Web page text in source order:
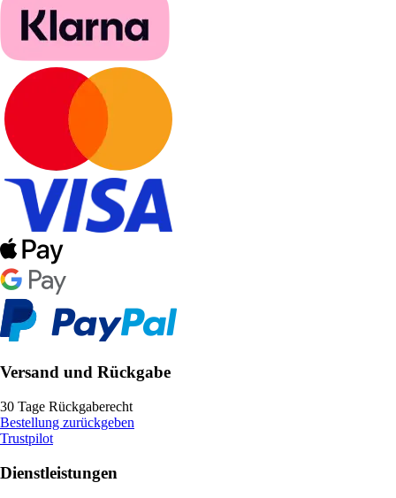
Versand und Rückgabe
30 Tage Rückgaberecht
Bestellung zurückgeben
Trustpilot
Dienstleistungen